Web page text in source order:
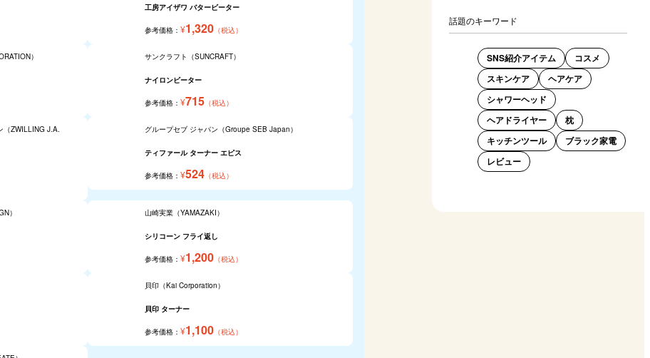
工房アイザワ バタービーター
参考価格： ¥1,320 （税込）
） サンクラフト（SUNCRAFT）
ナイロンビーター
参考価格： ¥715 （税込）
（ZWILLING J.A.
グループセブ ジャパン（Groupe SEB Japan）
ティファール ターナー エピス
参考価格： ¥524 （税込）
） 山崎実業（YAMAZAKI）
シリコーン フライ返し
参考価格： ¥1,200 （税込）
貝印（Kai Corporation）
貝印 ターナー
参考価格： ¥1,100 （税込）
話題のキーワード
SNS紹介アイテム
コスメ
スキンケア
ヘアケア
シャワーヘッド
ヘアドライヤー
枕
キッチンツール
ブラック家電
レビュー